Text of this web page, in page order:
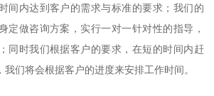
间内达到客户的需求与标准的要求；我们的
定做咨询方案，实行一对一针对性的指导，
同时我们根据客户的要求，在短的时间内赶
们将会根据客户的进度来安排工作时间。